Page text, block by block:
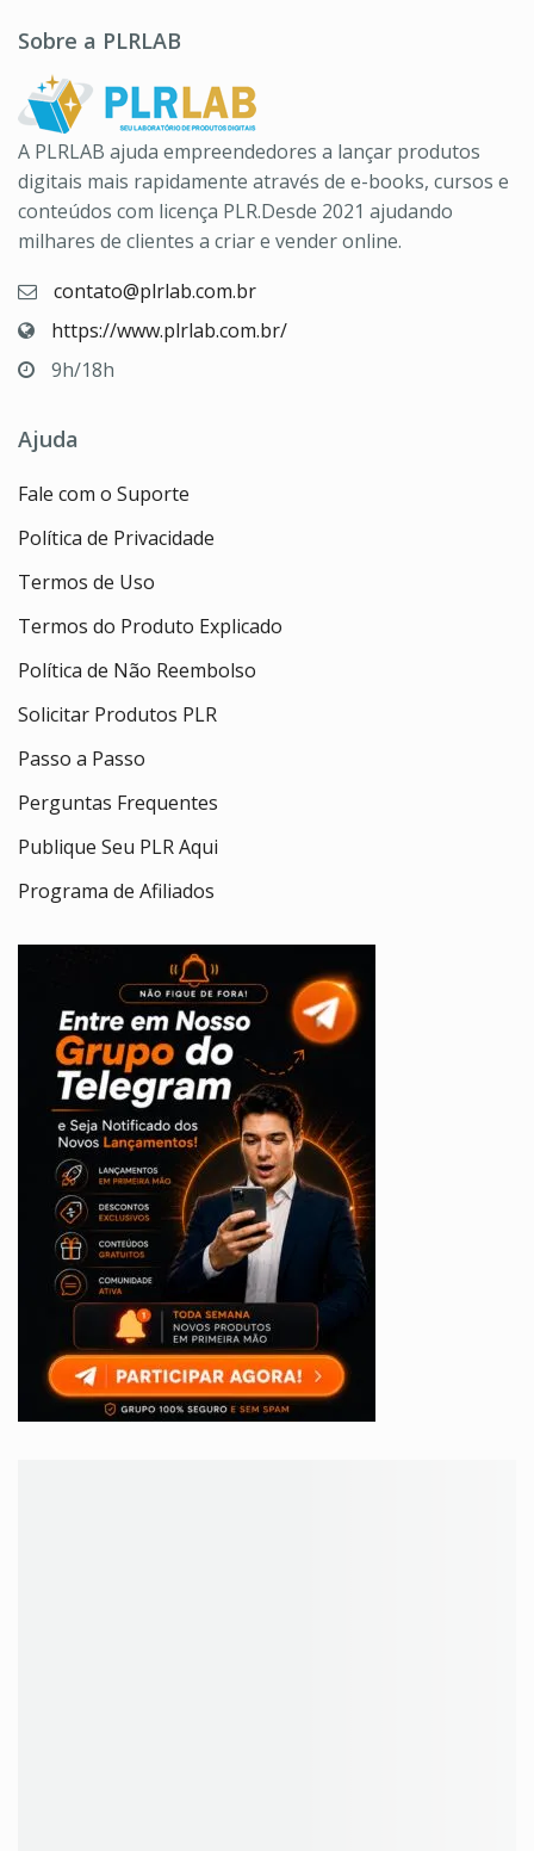
Sobre a PLRLAB
A PLRLAB ajuda empreendedores a lançar produtos
digitais mais rapidamente através de e-books, cursos e
conteúdos com licença PLR.Desde 2021 ajudando
milhares de clientes a criar e vender online.
contato@plrlab.com.br
https://www.plrlab.com.br/
9h/18h
Ajuda
Fale com o Suporte
Política de Privacidade
Termos de Uso
Termos do Produto Explicado
Política de Não Reembolso
Solicitar Produtos PLR
Passo a Passo
Perguntas Frequentes
Publique Seu PLR Aqui
Programa de Afiliados